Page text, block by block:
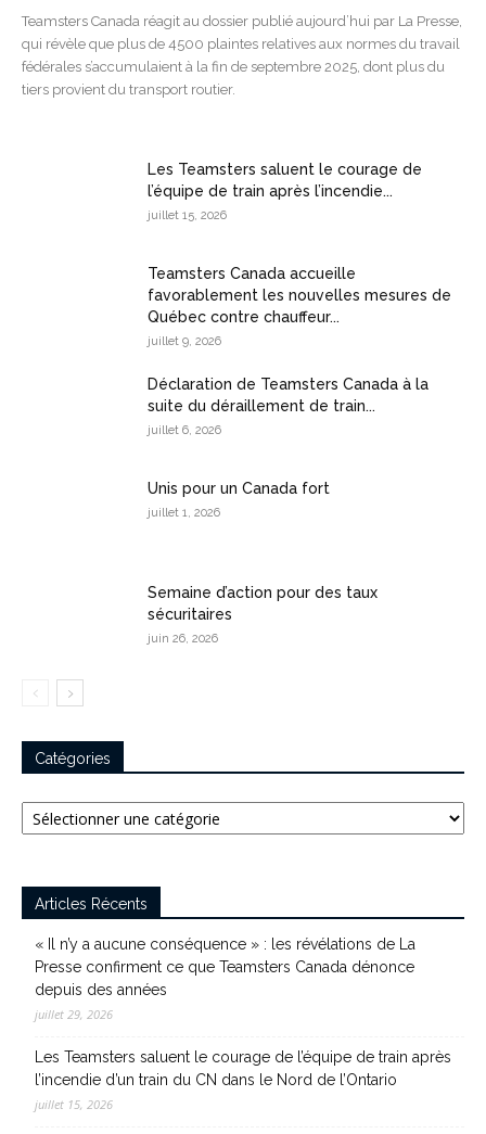
Teamsters Canada réagit au dossier publié aujourd’hui par La Presse,
qui révèle que plus de 4500 plaintes relatives aux normes du travail
fédérales s’accumulaient à la fin de septembre 2025, dont plus du
tiers provient du transport routier.
Les Teamsters saluent le courage de
l’équipe de train après l’incendie...
juillet 15, 2026
Teamsters Canada accueille
favorablement les nouvelles mesures de
Québec contre chauffeur...
juillet 9, 2026
Déclaration de Teamsters Canada à la
suite du déraillement de train...
juillet 6, 2026
Unis pour un Canada fort
juillet 1, 2026
Semaine d’action pour des taux
sécuritaires
juin 26, 2026
Catégories
Catégories
Articles Récents
« Il n’y a aucune conséquence » : les révélations de La
Presse confirment ce que Teamsters Canada dénonce
depuis des années
juillet 29, 2026
Les Teamsters saluent le courage de l’équipe de train après
l’incendie d’un train du CN dans le Nord de l’Ontario
juillet 15, 2026